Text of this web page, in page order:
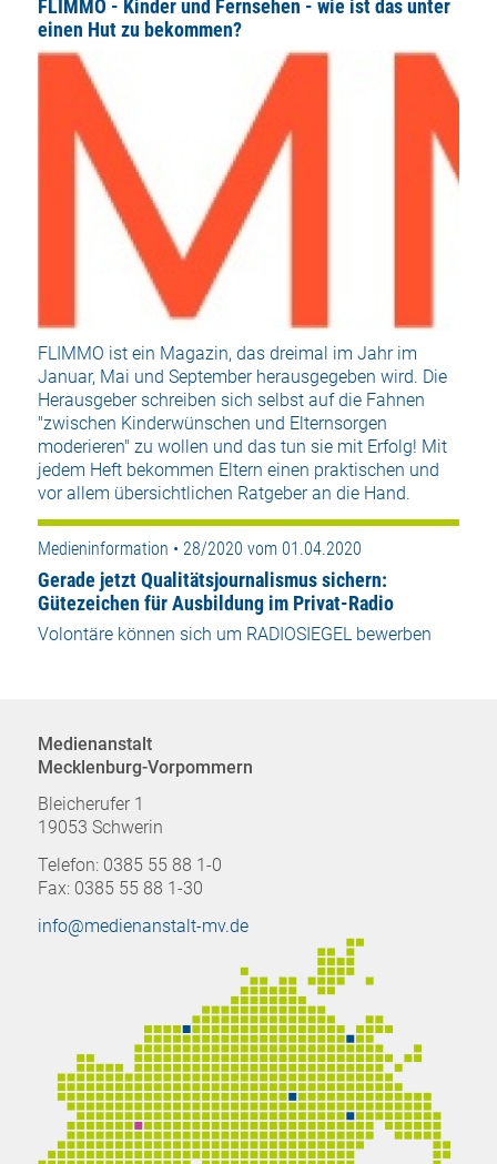
FLIMMO - Kinder und Fernsehen - wie ist das unter
einen Hut zu bekommen?
FLIMMO ist ein Magazin, das dreimal im Jahr im
Januar, Mai und September herausgegeben wird. Die
Herausgeber schreiben sich selbst auf die Fahnen
"zwischen Kinderwünschen und Elternsorgen
moderieren" zu wollen und das tun sie mit Erfolg! Mit
jedem Heft bekommen Eltern einen praktischen und
vor allem übersichtlichen Ratgeber an die Hand.
Medieninformation • 28/2020 vom 01.04.2020
Gerade jetzt Qualitätsjournalismus sichern:
Gütezeichen für Ausbildung im Privat-Radio
Volontäre können sich um RADIOSIEGEL bewerben
Medienanstalt
Mecklenburg-Vorpommern
Bleicherufer 1
19053 Schwerin
Telefon: 0385 55 88 1-0
Fax: 0385 55 88 1-30
info@medienanstalt-mv.de